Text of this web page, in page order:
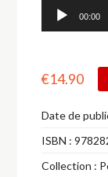
Lecteur
audio
00:00
€14.90
Date de
ISBN :
Collection :